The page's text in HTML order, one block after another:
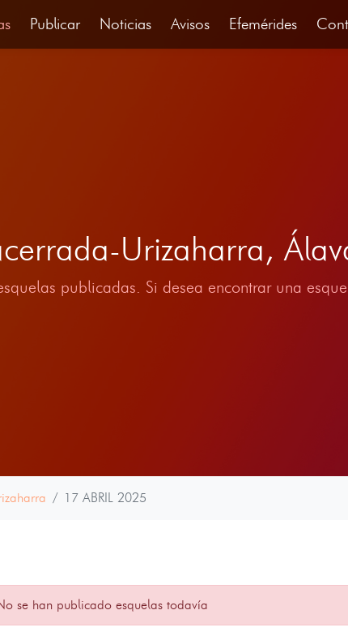
Publicar Noticias Avisos Efemérides
Urizaharra,
publicadas. Si desea encontrar una
17 ABRIL 2025
se han publicado esquelas todavía